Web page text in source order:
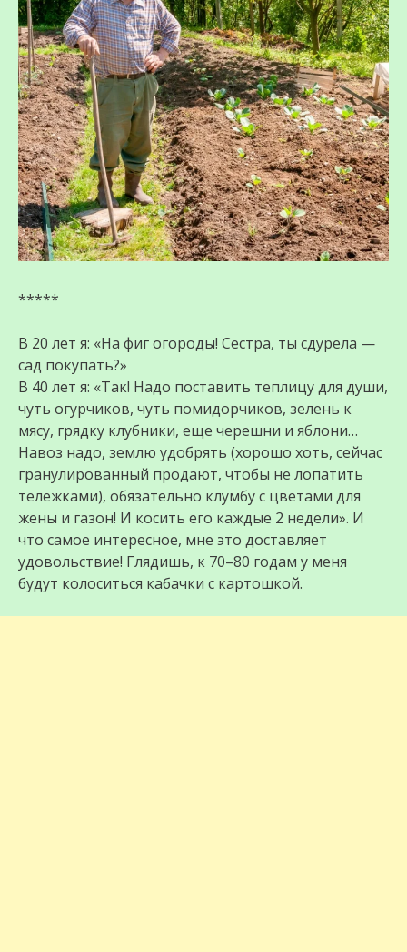
*****
В 20 лет я: «На фиг огороды! Сестра, ты сдурела —
сад покупать?»
В 40 лет я: «Так! Надо поставить теплицу для души,
чуть огурчиков, чуть помидорчиков, зелень к
мясу, грядку клубники, еще черешни и яблони…
Навоз надо, землю удобрять (хорошо хоть, сейчас
гранулированный продают, чтобы не лопатить
тележками), обязательно клумбу с цветами для
жены и газон! И косить его каждые 2 недели». И
что самое интересное, мне это доставляет
удовольствие! Глядишь, к 70–80 годам у меня
будут колоситься кабачки с картошкой.